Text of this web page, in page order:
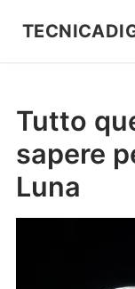
Tutto
sapere
Luna